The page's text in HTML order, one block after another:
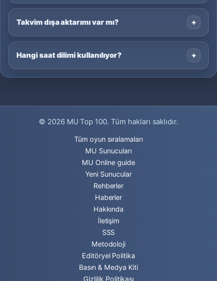
Takvim dışa aktarımı var mı?
Hangi saat dilimi kullanılıyor?
© 2026 MU Top 100. Tüm hakları saklıdır.
Tüm oyun sıralamaları
MU Sunucuları
MU Online guide
Yeni Sunucular
Rehberler
Haberler
Hakkında
İletişim
SSS
Metodoloji
Editöryel Politika
Basın & Medya Kiti
Gizlilik Politikası